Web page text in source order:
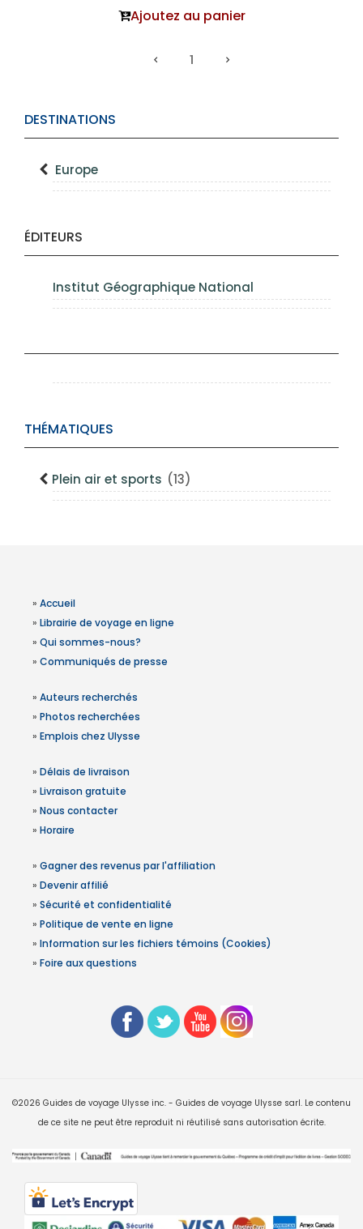
DESTINATIONS
Europe
ÉDITEURS
Institut Géographique National
THÉMATIQUES
Plein air et sports (13)
Ajoutez au panier
1
» Accueil
» Librairie de voyage en ligne
» Qui sommes-nous?
» Communiqués de presse
» Auteurs recherchés
» Photos recherchées
» Emplois chez Ulysse
» Délais de livraison
» Livraison gratuite
» Nous contacter
» Horaire
» Gagner des revenus par l'affiliation
» Devenir affilié
» Sécurité et confidentialité
» Politique de vente en ligne
» Information sur les fichiers témoins (Cookies)
» Foire aux questions
©2026 Guides de voyage Ulysse inc. - Guides de voyage Ulysse sarl. Le contenu
de ce site ne peut être reproduit ni réutilisé sans autorisation écrite.